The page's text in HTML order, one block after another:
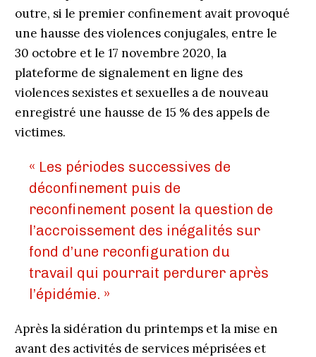
outre, si le premier confinement avait provoqué
une hausse des violences conjugales, entre le
30 octobre et le 17 novembre 2020, la
plateforme de signalement en ligne des
violences sexistes et sexuelles a de nouveau
enregistré une hausse de 15 % des appels de
victimes.
« Les périodes successives de
déconfinement puis de
reconfinement posent la question de
l’accroissement des inégalités sur
fond d’une reconfiguration du
travail qui pourrait perdurer après
l’épidémie. »
Après la sidération du printemps et la mise en
avant des activités de services méprisées et